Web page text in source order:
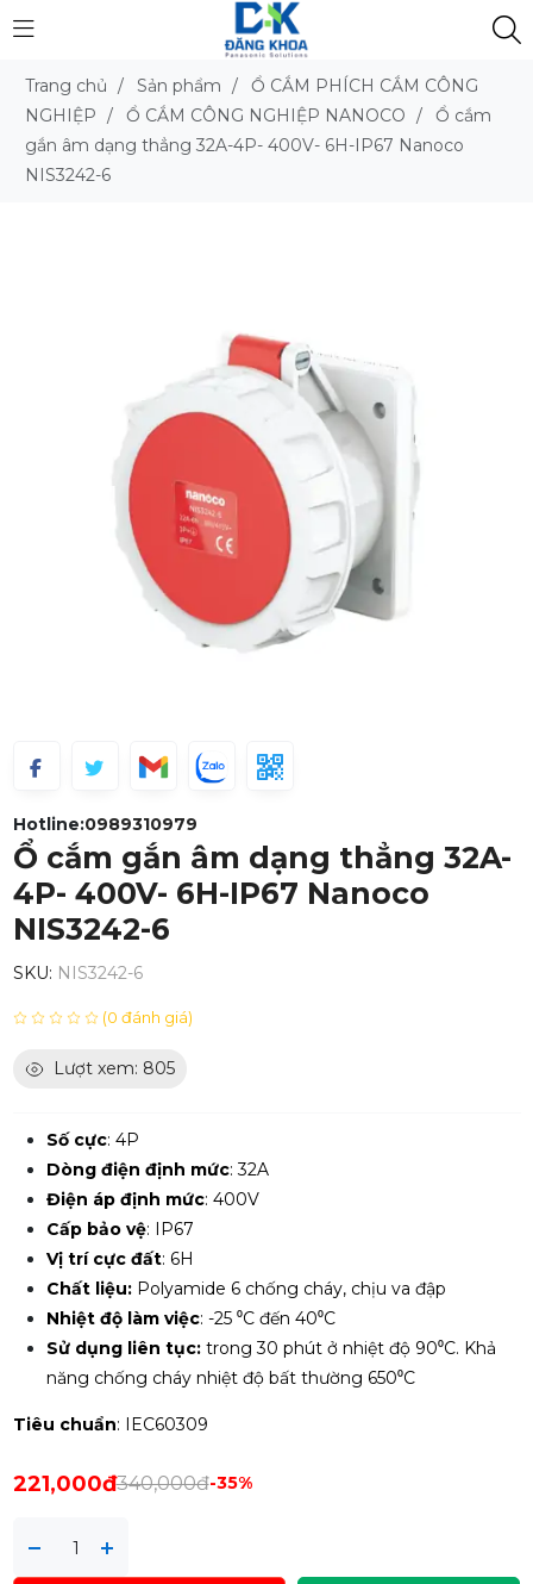
Trang chủ / Sản phẩm /
Ổ CẮM PHÍCH CẮM CÔNG
NGHIỆP / Ổ CẮM CÔNG NGHIỆP NANOCO /
Ổ cắm
gắn âm dạng thẳng 32A-4P- 400V- 6H-IP67 Nanoco
NIS3242-6
Hotline:0989310979
Ổ cắm gắn âm dạng thẳng 32A-
4P- 400V- 6H-IP67 Nanoco
NIS3242-6
SKU: NIS3242-6
(0 đánh giá)
Lượt xem: 805
Số cực: 4P
Dòng điện định mức: 32A
Điện áp định mức: 400V
Cấp bảo vệ: IP67
Vị trí cực đất: 6H
Chất liệu:Polyamide 6 chống cháy, chịu va đập
Nhiệt độ làm việc: -25 ⁰C đến 40⁰C
Sử dụng liên tục:trong 30 phút ở nhiệt độ 90⁰C. Khả
năng chống cháy nhiệt độ bất thường 650⁰C
Tiêu chuẩn: IEC60309
221,000đ340,000đ-35%